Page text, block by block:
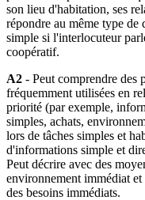
son lieu d'habitation, ses
répondre au même type de
simple si l'interlocuteur
coopératif.
A2 - Peut comprendre des
fréquemment utilisées en
priorité (par exemple,
simples, achats,
lors de tâches simples et
d'informations simple et
Peut décrire avec des
environnement immédiat
des besoins immédiats.